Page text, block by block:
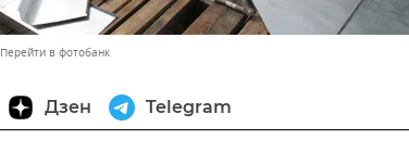
Перейти в фотобанк
Дзен Telegram